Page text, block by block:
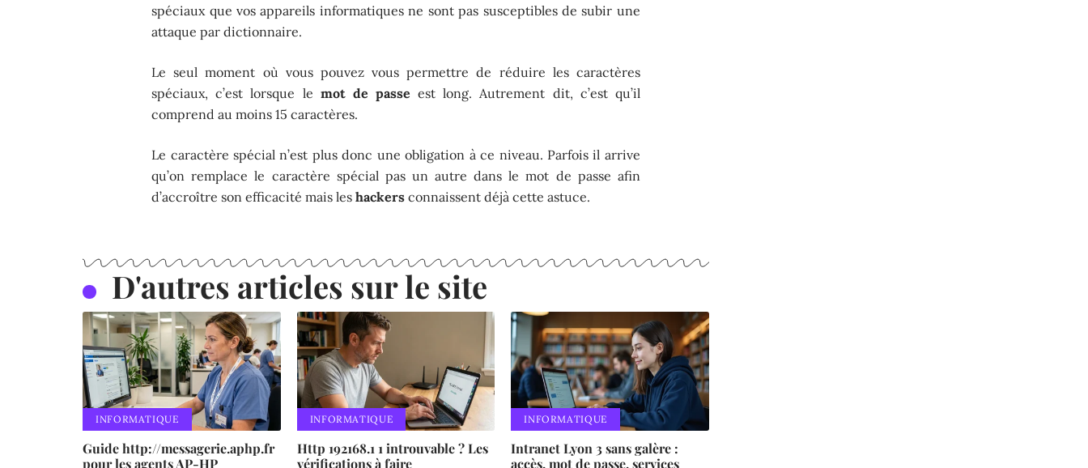
spéciaux que vos appareils informatiques ne sont pas susceptibles de subir une
attaque par dictionnaire.
Le seul moment où vous pouvez vous permettre de réduire les caractères
spéciaux, c’est lorsque le mot de passe est long. Autrement dit, c’est qu’il
comprend au moins 15 caractères.
Le caractère spécial n’est plus donc une obligation à ce niveau. Parfois il arrive
qu’on remplace le caractère spécial pas un autre dans le mot de passe afin
d’accroître son efficacité mais leshackers connaissent déjà cette astuce.
D'autres articles sur le site
INFORMATIQUE
Guide http://messagerie.aphp.fr
pour les agents AP-HP
INFORMATIQUE
Http 192168.1 1 introuvable ? Les
vérifications à faire
INFORMATIQUE
Intranet Lyon 3 sans galère :
accès, mot de passe, services